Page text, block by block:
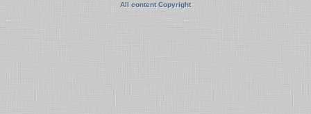
All content Copyright